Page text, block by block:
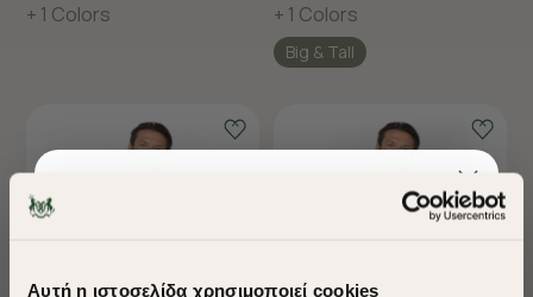
Αυτή η ιστοσελίδα χρησιμοποιεί cookies
+ 1 Colors
+ 1 Colors
Big & Tall